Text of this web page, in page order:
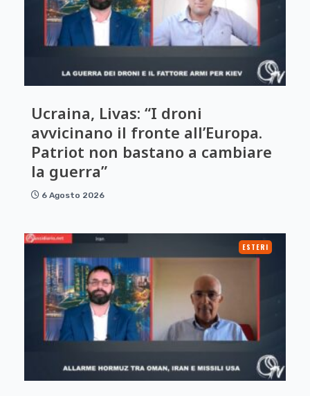
Ucraina, Livas: “I droni
avvicinano il fronte all’Europa.
Patriot non bastano a cambiare
la guerra”
6 Agosto 2026
ESTERI